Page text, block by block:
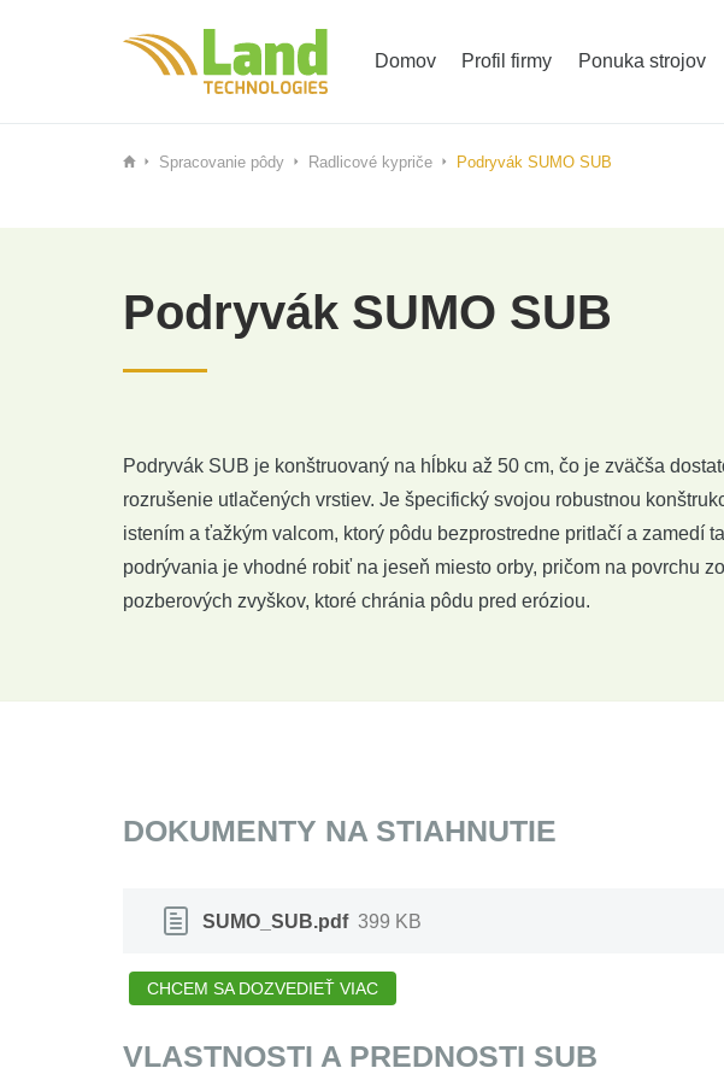
Domov Profil firmy
Traktory
Ponuka strojov
Spracovanie pôdy Radlicové kypriče Podryvák SUMO SUB
Podryvák SUMO SUB
Podryvák SUB je konštruovaný na hĺbku až 50 cm, čo je zväčša
rozrušenie utlačených vrstiev. Je špecifický svojou robustnou
istením a ťažkým valcom, ktorý pôdu bezprostredne pritlačí a zamedí
podrývania je vhodné robiť na jeseň miesto orby, pričom na povrchu
pozberových zvyškov, ktoré chránia pôdu pred eróziou.
DOKUMENTY NA STIAHNUTIE
SUMO_SUB.pdf 399 KB
CHCEM SA DOZVEDIEŤ VIAC
VLASTNOSTI A PREDNOSTI SUB